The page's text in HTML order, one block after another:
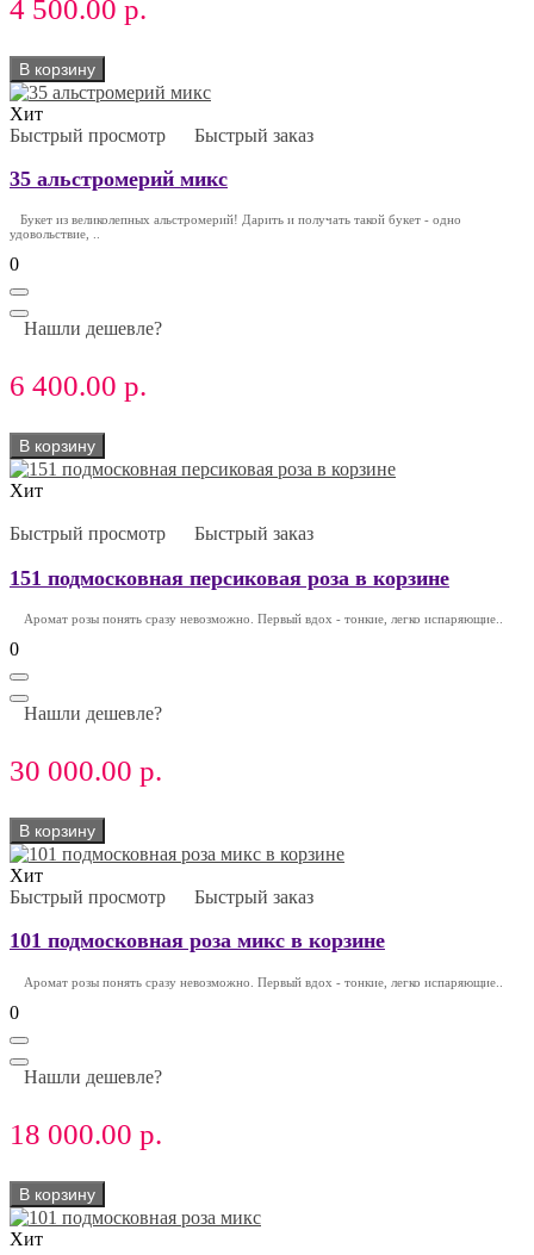
4 500.00 р.
В корзину
Хит
Быстрый просмотр
Быстрый заказ
35 альстромерий микс
Букет из великолепных альстромерий! Дарить и получать такой букет - одно
удовольствие, ..
0
Нашли дешевле?
6 400.00 р.
В корзину
Хит
Быстрый просмотр Быстрый заказ
151 подмосковная персиковая роза в корзине
Аромат розы понять сразу невозможно. Первый вдох - тонкие, легко испаряющие..
0
Нашли дешевле?
30 000.00 р.
В корзину
Хит
Быстрый просмотр
Быстрый заказ
101 подмосковная роза микс в корзине
Аромат розы понять сразу невозможно. Первый вдох - тонкие, легко испаряющие..
0
Нашли дешевле?
18 000.00 р.
В корзину
Хит